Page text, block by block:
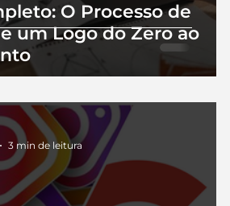
O Processo de
um Logo do Zero ao
3 min de leitura